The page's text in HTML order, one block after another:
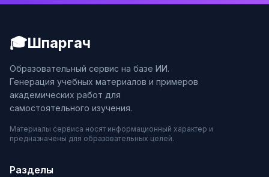
🎓Шпаргач
Образовательный сервис на базе ИИ.
Генерация учебных материалов и примеров
академических работ для
самостоятельного изучения.
Материалы сервиса носят информационный характер и
предназначены для образовательных целей.
Разделы